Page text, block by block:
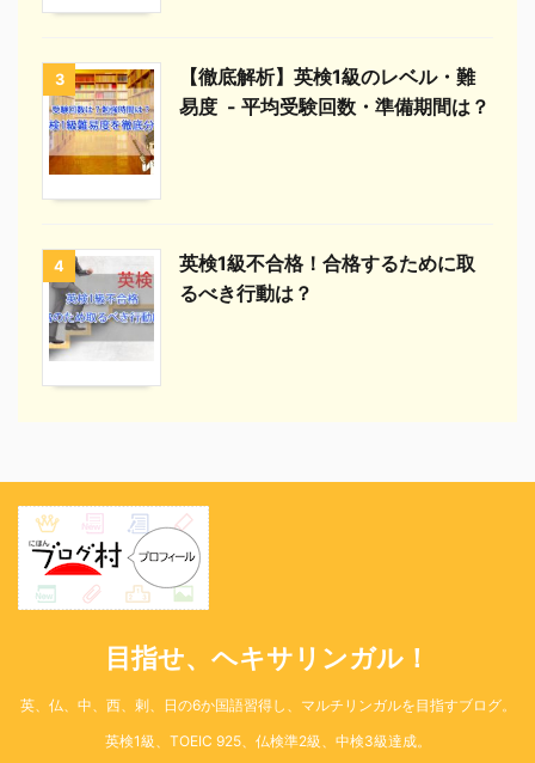
3
【徹底解析】英検1級のレベル・難
易度 - 平均受験回数・準備期間は？
4
英検1級不合格！合格するために取
るべき行動は？
目指せ、ヘキサリンガル！
英、仏、中、西、剌、日の6か国語習得し、マルチリンガルを目指すブログ。
英検1級、TOEIC 925、仏検準2級、中検3級達成。